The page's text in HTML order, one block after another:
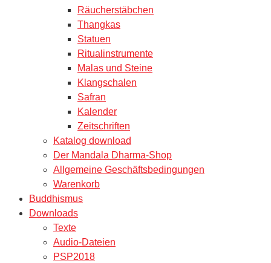
Räucherstäbchen
Thangkas
Statuen
Ritualinstrumente
Malas und Steine
Klangschalen
Safran
Kalender
Zeitschriften
Katalog download
Der Mandala Dharma-Shop
Allgemeine Geschäftsbedingungen
Warenkorb
Buddhismus
Downloads
Texte
Audio-Dateien
PSP2018